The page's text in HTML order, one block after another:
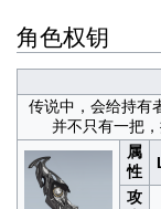
角色权钥
传说中，会给持有
并不只有一把
属
性
攻